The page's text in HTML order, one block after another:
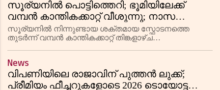
സൂര്യനിൽ പൊട്ടിത്തെറി; ഭൂമിയിലേക്ക്
വമ്പൻ കാന്തികക്കാറ്റ് വീശുന്നു; നാസ
ജാഗ്രതാ നിർദേശം നൽകി,
ഉത്തരേന്ത്യയിലും അറോറ പ്രതിഭാസത്തിന്
സാധ്യത
സൂര്യനിൽ നിന്നുണ്ടായ ശക്തമായ സ്ഫോടനത്തെ
തുടർന്ന് വമ്പൻ കാന്തികക്കാറ്റ് തിങ്കളാഴ്ച
ഉപരിതലത്തിലെ 'ആക്ടീവ് റീജിയൻ 4461' എന്ന ഭാ
News
വിപണിയിലെ രാജാവിന് പുത്തൻ ലുക്ക്;
പ്രീമിയം ഫീച്ചറുകളോടെ 2026 ടൊയോട്ട